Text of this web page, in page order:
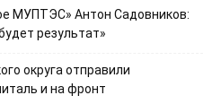
МУПТЭС» Антон Садовников:
результат»
округа отправили
и на фронт